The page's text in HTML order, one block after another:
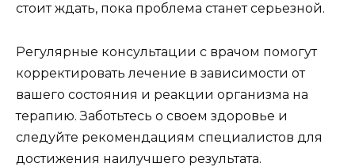
стоит ждать, пока проблема станет серьезной.
Регулярные консультации с врачом помогут
корректировать лечение в зависимости от
вашего состояния и реакции организма на
терапию. Заботьтесь о своем здоровье и
следуйте рекомендациям специалистов для
достижения наилучшего результата.